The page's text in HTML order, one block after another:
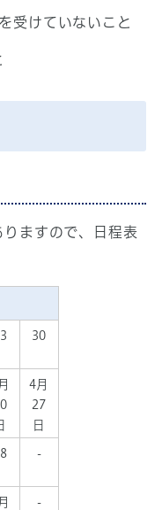
受けていないこと
ますので、日程表
30
4月
27
日
-
-